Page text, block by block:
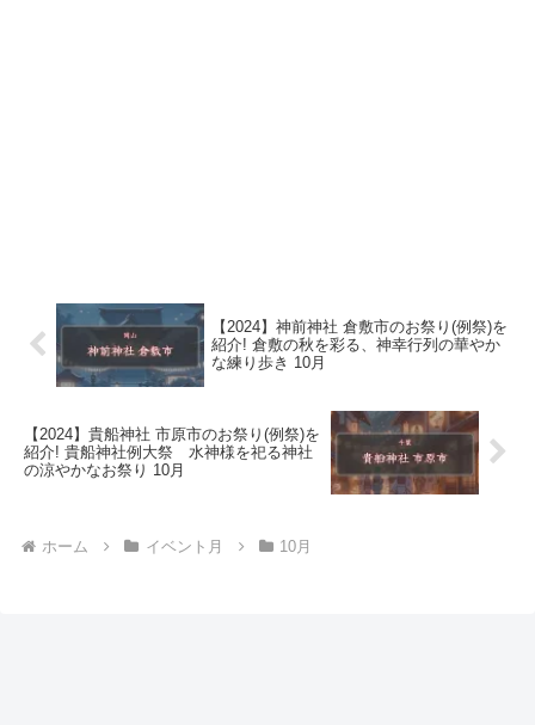
【2024】神前神社 倉敷市のお祭り(例祭)を
紹介! 倉敷の秋を彩る、神幸行列の華やか
な練り歩き 10月
【2024】貴船神社 市原市のお祭り(例祭)を
紹介! 貴船神社例大祭 水神様を祀る神社
の涼やかなお祭り 10月
ホーム イベント月 10月